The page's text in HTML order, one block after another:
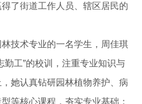
了街道工作人员、辖区居民的
技术专业的一名学生，周佳琪
勤工”的校训，注重专业知识与
她认真钻研园林植物养护、病
等核心课程，夯实专业基础；